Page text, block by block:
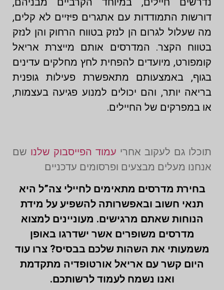
דורשות התמודדות עם אתגרים פיזיים לא קלים,
מה שעלול לגרום הן לנזק בטווח הרחוק והן לנזק
בטווח הקצר. המדרסים אותם מייצרת אריאל
קומפורט, מיועדים להפחית לחץ מחלקים עדינים
בגוף, באמצעותם מתאפשרת פעילות גופנית
בריאה יותר, והם יכולים למנוע פגיעה בעצמות,
או במפרקים של החיילים.
תוכלו גם לעקוב אחרי עמוד הפייסבוק שלנו שם
אנחנו מעלים מבצעים ופרסומים עדכניים
בחירת מדרסים מתאימים לחיילי צה”ל היא
תנאי חשוב ובאפשרותה להשפיע על מידת
הנוחות שאתם מרגישים. מעוניינים למצוא
מדרסים משופרים אשר ישדרגו באופן
משמעותי את השהות שלכם בבסיס? צרו עוד
היום קשר עם אריאל אורטופדיה מתקדמת
ואנו נשמח לעמוד לרשותכם.